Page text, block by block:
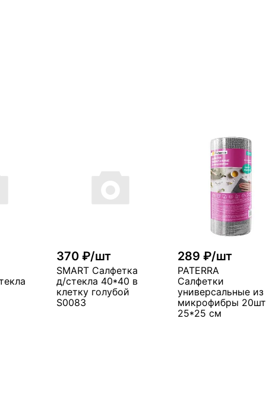
370 ₽/шт
SMART Салфетка
д/стекла 40*40 в
клетку голубой
S0083
289 ₽/шт
PATERRA
Салфетки
универсальные из
микрофибры 20шт
25*25 см